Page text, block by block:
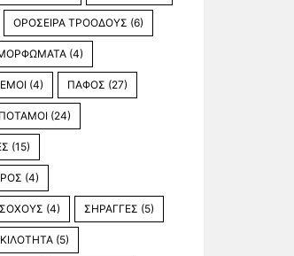
ΟΡΟΣΕΙΡΑ ΤΡΟΟΔΟΥΣ (6)
(4)
(4) ΠΑΦΟΣ (27)
ΠΟΤΑΜΟΙ (24)
(15)
(4)
(4) ΣΗΡΑΓΓΕΣ (5)
(5)